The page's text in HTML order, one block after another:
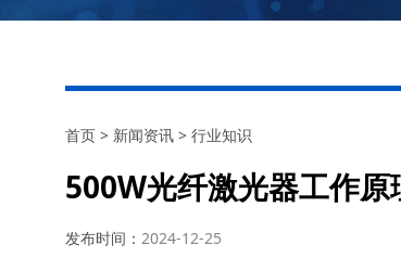
首页> 新闻资讯> 行业知识
500W光纤激光器工作
发布时间： 2024-12-25